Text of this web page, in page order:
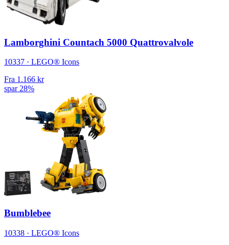
Lamborghini Countach 5000 Quattrovalvole
10337 · LEGO® Icons
Fra 1.166 kr
spar 28%
Bumblebee
10338 · LEGO® Icons